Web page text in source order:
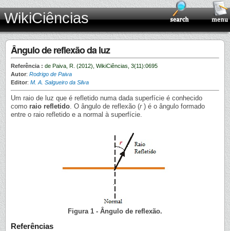
WikiCiências
Ângulo de reflexão da luz
Referência : de Paiva, R. (2012), WikiCiências, 3(11):0695
Autor: Rodrigo de Paiva
Editor: M. A. Salgueiro da Silva
Um raio de luz que é refletido numa dada superfície é conhecido
como raio refletido. O ângulo de reflexão (r) é o ângulo formado
entre o raio refletido e a normal à superfície.
Figura 1 - Ângulo de reflexão.
Referências